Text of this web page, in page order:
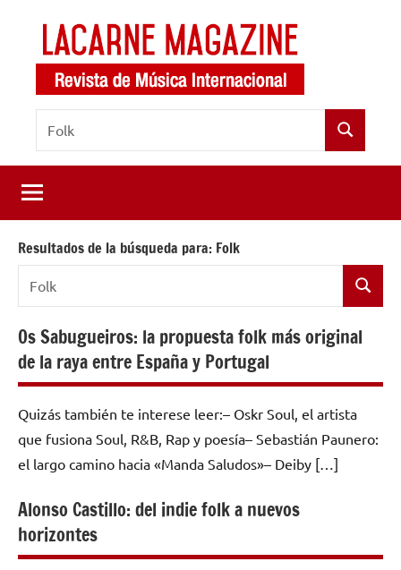
contenido
LaCarne
Magazine
de
música
internacional
Buscar:
Buscar
Resultados de la búsqueda para: Folk
Buscar
Os Sabugueiros: la propuesta folk más original
de la raya entre España y Portugal
Quizás también te interese leer:– Oskr Soul, el artista
que fusiona Soul, R&B, Rap y poesía– Sebastián Paunero:
el largo camino hacia «Manda Saludos»– Deiby […]
Alonso Castillo: del indie folk a nuevos
horizontes